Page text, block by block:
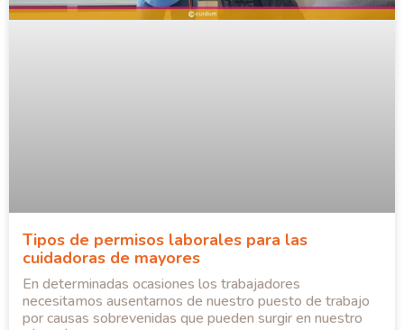
Tipos de permisos laborales para las
cuidadoras de mayores
En determinadas ocasiones los trabajadores
necesitamos ausentarnos de nuestro puesto de trabajo
por causas sobrevenidas que pueden surgir en nuestro